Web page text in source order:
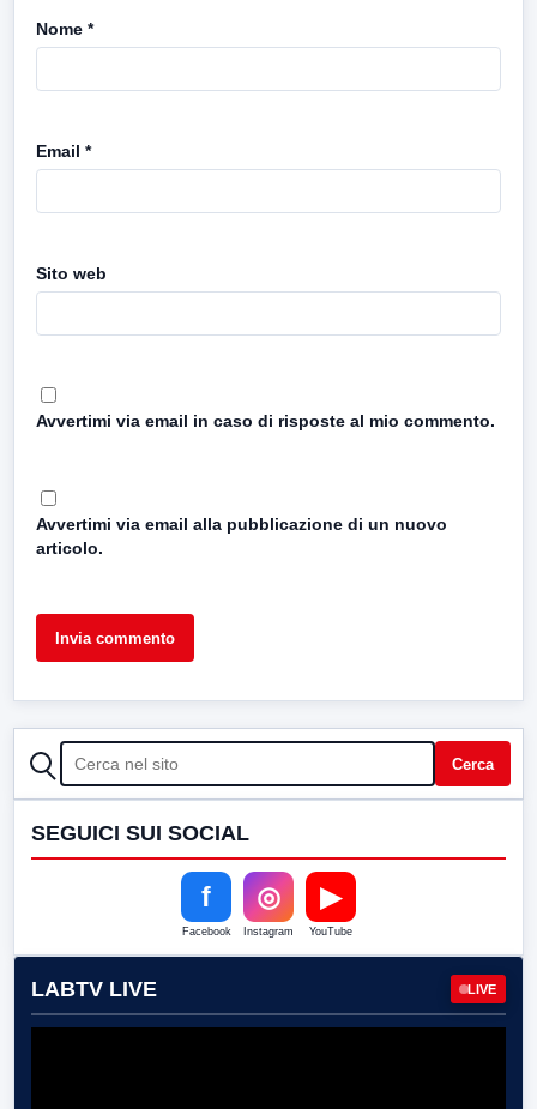
Nome *
Email *
Sito web
Avvertimi via email in caso di risposte al mio commento.
Avvertimi via email alla pubblicazione di un nuovo
articolo.
CERCA Cerca
SEGUICI SUI SOCIAL
f
Facebook
◎
Instagram
▶
YouTube
LABTV LIVE LIVE